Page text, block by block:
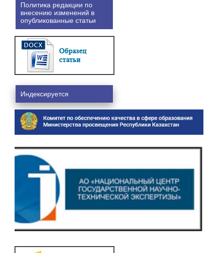
Политика редакции по
внесению изменений в
опубликованные статьи
Индексируется